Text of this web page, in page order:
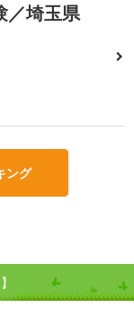
／埼玉県
ング